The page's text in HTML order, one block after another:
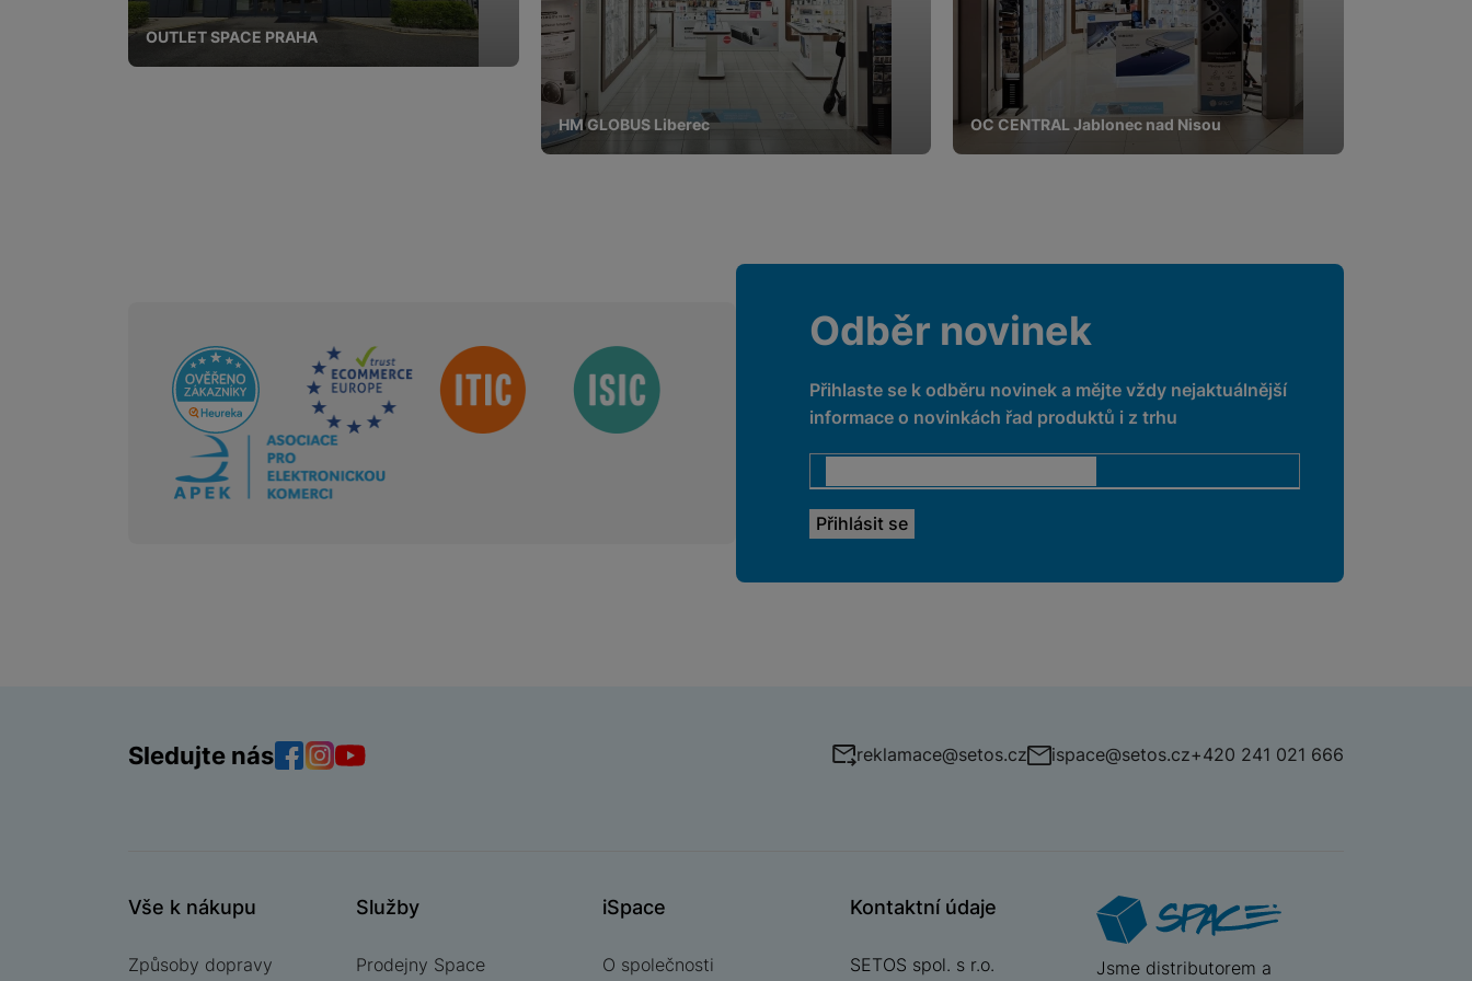
OUTLET SPACE PRAHA
HM GLOBUS Liberec OC CENTRAL Jablonec nad Nisou
Sdružení
Odběr novinek
Přihlaste se k odběru novinek a mějte vždy nejaktuálnější
informace o novinkách řad produktů i z trhu
Sledujte nás reklamace@setos.cz ispace@setos.cz+420 241 021 666
Vše k nákupu
Způsoby dopravy
Služby
Prodejny Space
iSpace
O společnosti
Kontaktní údaje
SETOS spol. s r.o. iSpace
Jsme distributorem a